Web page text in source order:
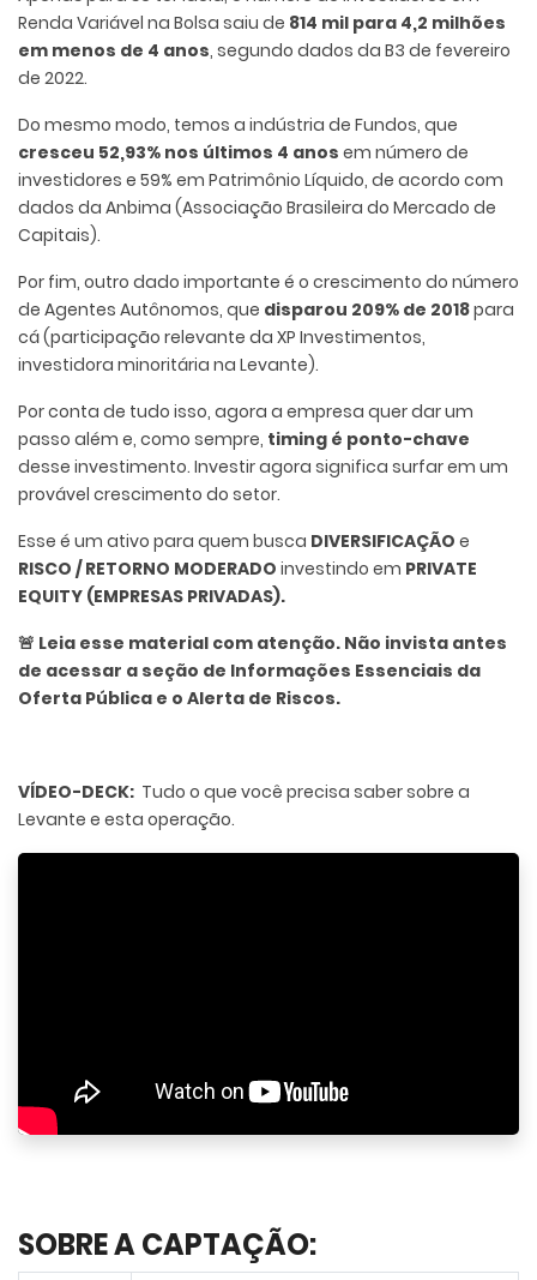
Renda Variável na Bolsa saiu de 814 mil para 4,2 milhões
em menos de 4 anos, segundo dados da B3 de fevereiro
de 2022.
Do mesmo modo, temos a indústria de Fundos, que
cresceu 52,93% nos últimos 4 anos em número de
investidores e 59% em Patrimônio Líquido, de acordo com
dados da Anbima (Associação Brasileira do Mercado de
Capitais).
Por fim, outro dado importante é o crescimento do número
de Agentes Autônomos, que disparou 209% de 2018para
cá (participação relevante da XP Investimentos,
investidora minoritária na Levante).
Por conta de tudo isso, agora a empresa quer dar um
passo além e, como sempre, timing é ponto-chave
desse investimento. Investir agora significa surfar em um
provável crescimento do setor.
Esse é um ativo para quem busca DIVERSIFICAÇÃO e
RISCO / RETORNO MODERADO investindo em PRIVATE
EQUITY (EMPRESAS PRIVADAS).
🚨 Leia esse material com atenção. Não invista antes
de acessar a seção de Informações Essenciais da
Oferta Pública e o Alerta de Riscos.
VÍDEO-DECK: Tudo o que você precisa saber sobre a
Levante e esta operação.
SOBRE A CAPTAÇÃO: